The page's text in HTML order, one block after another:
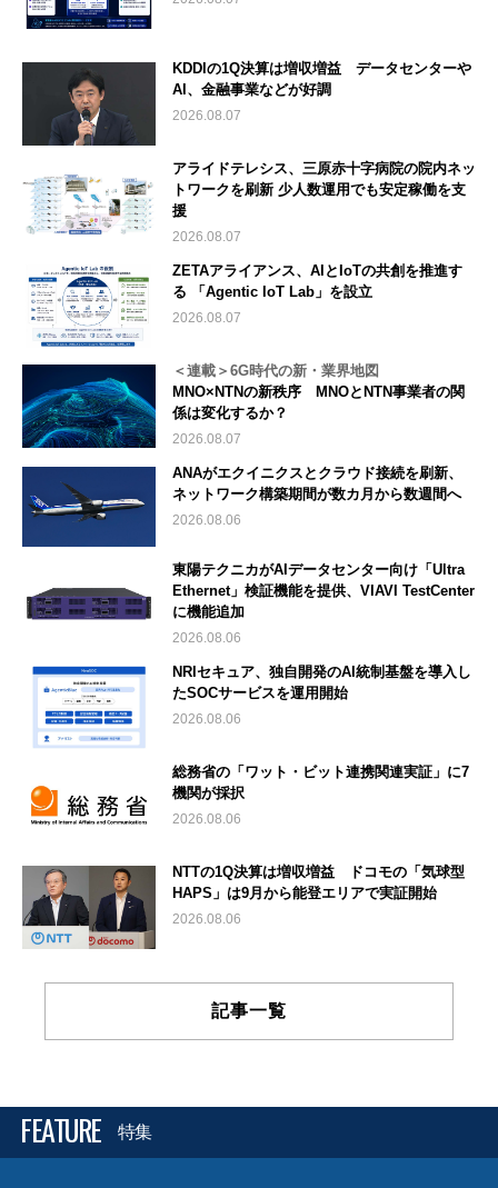
KDDIの1Q決算は増収増益 データセンターや
AI、金融事業などが好調
2026.08.07
アライドテレシス、三原赤十字病院の院内ネッ
トワークを刷新 少人数運用でも安定稼働を支
援
2026.08.07
ZETAアライアンス、AIとIoTの共創を推進す
る 「Agentic IoT Lab」を設立
2026.08.07
＜連載＞6G時代の新・業界地図
MNO×NTNの新秩序 MNOとNTN事業者の関
係は変化するか？
2026.08.07
ANAがエクイニクスとクラウド接続を刷新、
ネットワーク構築期間が数カ月から数週間へ
2026.08.06
東陽テクニカがAIデータセンター向け「Ultra
Ethernet」検証機能を提供、VIAVI TestCenter
に機能追加
2026.08.06
NRIセキュア、独自開発のAI統制基盤を導入し
たSOCサービスを運用開始
2026.08.06
総務省の「ワット・ビット連携関連実証」に7
機関が採択
2026.08.06
NTTの1Q決算は増収増益 ドコモの「気球型
HAPS」は9月から能登エリアで実証開始
2026.08.06
記事一覧
FEATURE 特集